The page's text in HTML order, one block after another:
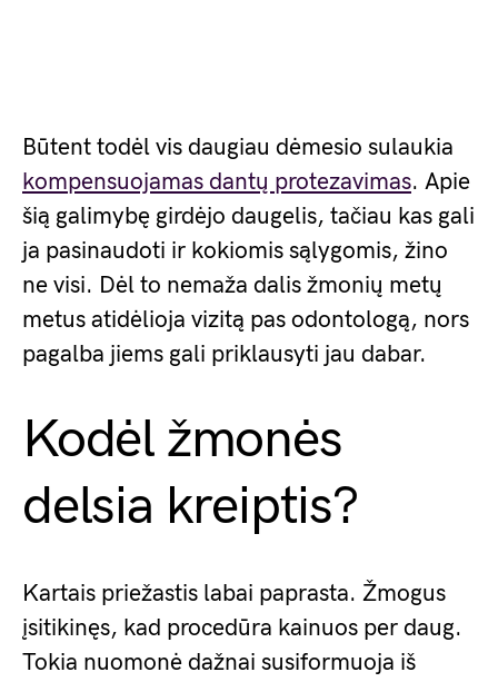
Būtent todėl vis daugiau dėmesio sulaukia
kompensuojamas dantų protezavimas. Apie
šią galimybę girdėjo daugelis, tačiau kas gali
ja pasinaudoti ir kokiomis sąlygomis, žino
ne visi. Dėl to nemaža dalis žmonių metų
metus atidėlioja vizitą pas odontologą, nors
pagalba jiems gali priklausyti jau dabar.
Kodėl žmonės
delsia kreiptis?
Kartais priežastis labai paprasta. Žmogus
įsitikinęs, kad procedūra kainuos per daug.
Tokia nuomonė dažnai susiformuoja iš